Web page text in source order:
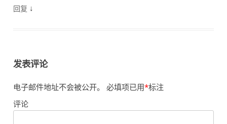
回复 ↓
发表评论
电子邮件地址不会被公开。 必填项已用*标注
评论